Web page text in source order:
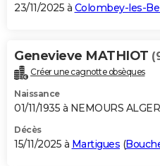
23/11/2025 à Colombey-les-
Genevieve MATHIOT
Créer une cagnotte obsèques
Naissance
01/11/1935 à NEMOURS
Décès
15/11/2025 à Martigues (